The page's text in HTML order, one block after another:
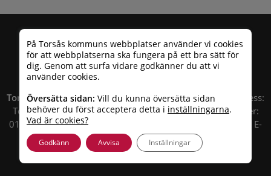
På Torsås kommuns webbplatser använder vi cookies
för att webbplatserna ska fungera på ett bra sätt för
dig. Genom att surfa vidare godkänner du att vi
använder cookies.
Översätta sidan: Vill du kunna översätta sidan
behöver du först acceptera detta i inställningarna.
Vad är cookies?
Godkänn Avvisa Inställningar
Torsås kommun| Besöksadress: Allfargatan 26 | Postadress:
Torsås kommun, Box 503, 385 25 Torsås Telefonnummer:
010 – 35 33 100 | Organisationsnummer: 212000-0696 | E-
post:info@torsas.se|Tillgänglighetsredogörelse